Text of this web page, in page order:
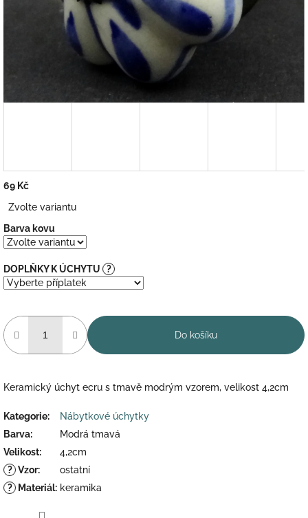
69 Kč
cena:
Zvolte variantu
Barva kovu
DOPLŇKY K ÚCHYTU ?
Do košíku
Keramický úchyt ecru s tmavě modrým vzorem, velikost 4,2cm
Kategorie:
Nábytkové úchytky
Barva:
Modrá tmavá
Velikost:
4,2cm
? Vzor:
ostatní
?
Materiál: keramika